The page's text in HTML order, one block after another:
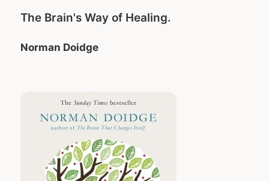
The Brain's Way of Healing.
Norman Doidge